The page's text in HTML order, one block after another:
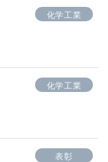
化学工業
化学工業
表彰